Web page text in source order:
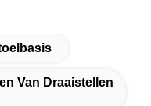
Van Draaistellen